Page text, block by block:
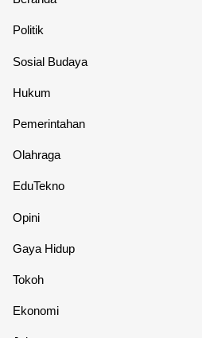
Politik
Sosial Budaya
Hukum
Pemerintahan
Olahraga
EduTekno
Opini
Gaya Hidup
Tokoh
Ekonomi